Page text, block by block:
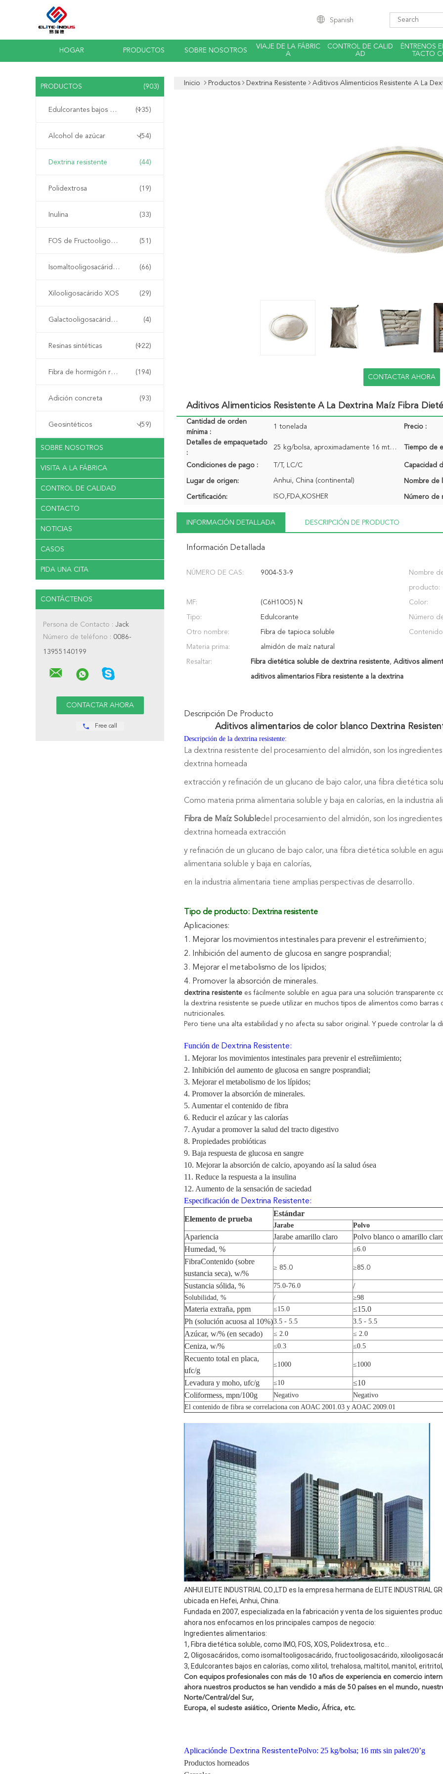
Spanish
HOGAR PRODUCTOS SOBRE NOSOTROS
VIAJE DE LA FÁBRIC
A
CONTROL DE CALID
AD
ÉNTRENOS
TACTO
PRODUCTOS (903)
Edulcorantes bajos en calorías (135)
Alcohol de azúcar (54)
Dextrina resistente (44)
Polidextrosa (19)
Inulina (33)
FOS de Fructooligosaccharide (51)
Isomaltooligosacárido OMI (66)
Xilooligosacárido XOS (29)
Galactooligosacárido GOS (4)
Resinas sintéticas (122)
Fibra de hormigón reforzado (194)
Adición concreta (93)
Geosintéticos (59)
SOBRE NOSOTROS
VISITA A LA FÁBRICA
CONTROL DE CALIDAD
CONTACTO
NOTICIAS
CASOS
PIDA UNA CITA
CONTÁCTENOS
Persona de Contacto : Jack
Número de teléfono : 0086-
13955140199
Free call
Inicio Productos Dextrina Resistente Aditivos Alimenticios Resistente A La
CONTACTAR AHORA
Aditivos Alimenticios Resistente A La Dextrina Maíz Fibra
Cantidad de orden
mínima :
1 tonelada Precio :
Detalles de empaquetado
:
25 kg/bolsa, aproximadamente 16 mts/20 gp Tiempo de
Condiciones de pago : T/T, LC/C Capacidad
Lugar de origen: Anhui, China (continental) Nombre de
Certificación: ISO,FDA,KOSHER Número de
INFORMACIÓN DETALLADA DESCRIPCIÓN DE PRODUCTO
Información Detallada
NÚMERO DE CAS: 9004-53-9 Nombre
producto:
MF: (C6H10O5) N Color:
Tipo: Edulcorante Número
Otro nombre: Fibra de tapioca soluble
Materia prima: almidón de maíz natural
Resaltar: Fibra dietética soluble de dextrina resistente, Aditivos
aditivos alimentarios Fibra resistente a la dextrina
Descripción De Producto
Aditivos alimentarios de color blanco Dextrina
Descripción de la dextrina resistente:
La dextrina resistente del procesamiento del almidón, son los
dextrina horneada
extracción y refinación de un glucano de bajo calor, una fibra dietética
Como materia prima alimentaria soluble y baja en calorías, en la industria
Fibra de Maíz Solubledel procesamiento del almidón, son los
dextrina horneada extracción
y refinación de un glucano de bajo calor, una fibra dietética soluble en
alimentaria soluble y baja en calorías,
en la industria alimentaria tiene amplias perspectivas de desarrollo.
Tipo de producto: Dextrina resistente
Aplicaciones:
1. Mejorar los movimientos intestinales para prevenir el estreñimiento;
2. Inhibición del aumento de glucosa en sangre posprandial;
3. Mejorar el metabolismo de los lípidos;
4. Promover la absorción de minerales.
dextrina resistente es fácilmente soluble en agua para una solución transparente
la dextrina resistente se puede utilizar en muchos tipos de alimentos como
nutricionales.
Pero tiene una alta estabilidad y no afecta su sabor original. Y puede controlar la
Función de Dextrina Resistente:
1. Mejorar los movimientos intestinales para prevenir el estreñimiento;
2. Inhibición del aumento de glucosa en sangre posprandial;
3. Mejorar el metabolismo de los lípidos;
4. Promover la absorción de minerales.
5. Aumentar el contenido de fibra
6. Reducir el azúcar y las calorías
7. Ayudar a promover la salud del tracto digestivo
8. Propiedades probióticas
9. Baja respuesta de glucosa en sangre
10. Mejorar la absorción de calcio, apoyando así la salud ósea
11. Reduce la respuesta a la insulina
12. Aumento de la sensación de saciedad
Especificación de Dextrina Resistente:
Elemento de prueba
Estándar
Jarabe Polvo
Apariencia Jarabe amarillo claro
Polvo blanco o amarillo
Humedad, %
/ ≤6.0
FibraContenido (sobre
sustancia seca), w/%
≥ 85.0 ≥85.0
Sustancia sólida, % 75.0-76.0 /
Solubilidad, % / ≥98
Materia extraña, ppm ≤15.0
≤15.0
Ph (solución acuosa al 10%)3.5 - 5.5 3.5 - 5.5
Azúcar, w/% (en secado) ≤ 2.0 ≤ 2.0
Ceniza, w/% ≤0.3 ≤0.5
Recuento total en placa,
ufc/g
≤1000 ≤1000
Levadura y moho, ufc/g ≤10
≤10
Coliformess, mpn/100g Negativo
Negativo
El contenido de fibra se correlaciona con AOAC 2001.03 y AOAC 2009.01
ANHUI ELITE INDUSTRIAL CO.,LTD es la empresa hermana de ELITE INDUSTRIAL
ubicada en Hefei, Anhui, China.
Fundada en 2007, especializada en la fabricación y venta de los siguientes
ahora nos enfocamos en los principales campos de negocio:
Ingredientes alimentarios:
1, Fibra dietética soluble, como IMO, FOS, XOS, Polidextrosa, etc...
2, Oligosacáridos, como isomaltooligosacárido, fructooligosacárido,
3, Edulcorantes bajos en calorías, como xilitol, trehalosa, maltitol, manitol,
Con equipos profesionales con más de 10 años de experiencia en comercio
ahora nuestros productos se han vendido a más de 50 países en el mundo,
Norte/Central/del Sur,
Europa, el sudeste asiático, Oriente Medio, África, etc.
Aplicaciónde Dextrina ResistentePolvo: 25 kg/bolsa; 16 mts sin palet/20’g
Productos horneados